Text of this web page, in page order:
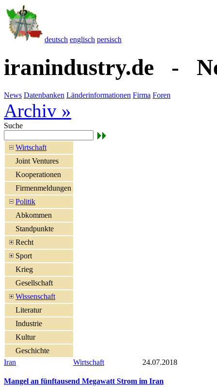
deutsch englisch persisch
iranindustry.de -
News Datenbanken Länderinformationen Firma Foren
Archiv »
Suche
Wirtschaft
Joint Ventures
Kooperationen
Firmenmeldungen
Politik
Abkommen
Standpunkte
Recht
Sport
Krieg
Gesellschaft
Wissenschaft
Literatur
Industrie
Kultur
Geschichte
Iran
Wirtschaft 24.07.2018
Mangel an fünftausend Megawatt Strom im Iran